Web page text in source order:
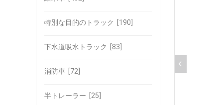
特別な目的のトラック [190]
下水道吸水トラック [83]
消防車 [72]
半トレーラー [25]